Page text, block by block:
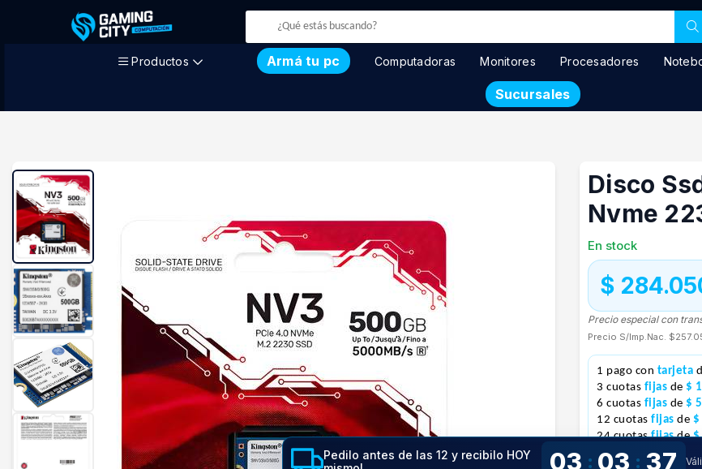
Productos Armá tu pc Computadoras Monitores Procesadores
Sucursales
Disco
Nvme
En stock
$
Precio especial con
Precio S/Imp.Nac.
1 pago con tarjeta
3 cuotas fijas de $
6 cuotas fijas de $
12 cuotas fijas de
24 cuotasfijasde$
Pedilo antes de las 12 y recibilo HOY
03 : 03 : 35